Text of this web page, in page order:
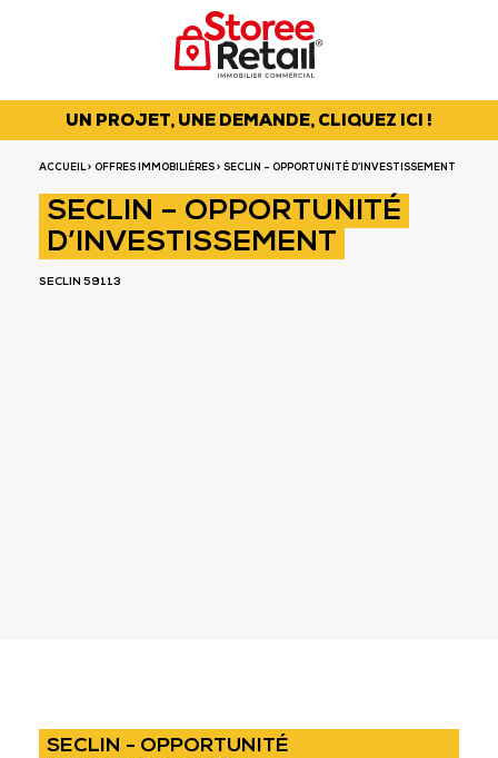
UN PROJET, UNE DEMANDE, CLIQUEZ ICI !
ACCUEIL> OFFRES IMMOBILIÈRES > SECLIN – OPPORTUNITÉ D’INVESTISSEMENT
SECLIN – OPPORTUNITÉ
D’INVESTISSEMENT
SECLIN 59113
SECLIN - OPPORTUNITÉ